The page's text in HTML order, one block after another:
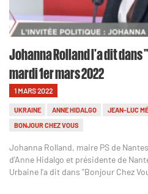
Johanna Rolland l'a dit dans
mardi 1er mars 2022
1 MARS 2022
UKRAINE ANNE HIDALGO JEAN-LUC
BONJOUR CHEZ VOUS
Johanna Rolland, maire PS de
d'Anne Hidalgo et présidente de
Urbaine l'a dit dans "Bonjour Chez